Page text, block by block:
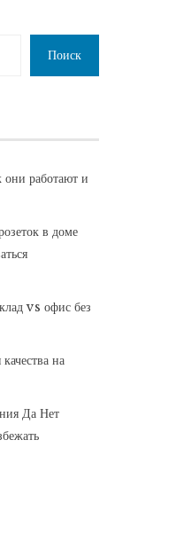
Поиск
они работают и
в доме
vs офис без
на
Да Нет